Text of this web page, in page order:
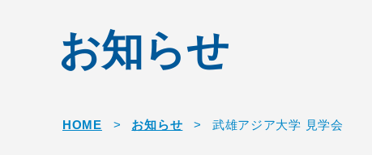
お知らせ
HOME > お知らせ > 武雄アジア大学 見学会